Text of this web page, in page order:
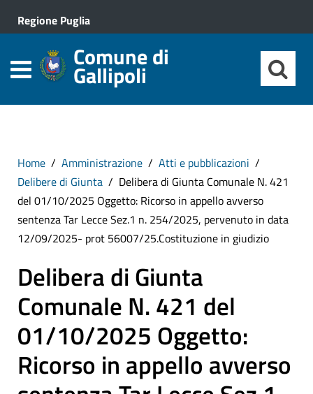
Regione Puglia
Comune di
Gallipoli
Home Amministrazione
Atti e pubblicazioni
Delibere di Giunta
Delibera di Giunta Comunale N. 421
del 01/10/2025 Oggetto: Ricorso in appello avverso
sentenza Tar Lecce Sez.1 n. 254/2025, pervenuto in data
12/09/2025- prot 56007/25.Costituzione in giudizio
Delibera di Giunta
Comunale N. 421 del
01/10/2025 Oggetto:
Ricorso in appello avverso